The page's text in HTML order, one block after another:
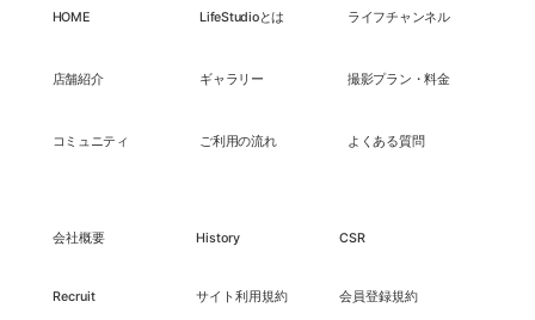
HOME LifeStudioとは ライフチャンネル
店舗紹介 ギャラリー 撮影プラン・料金
コミュニティ ご利用の流れ よくある質問
会社概要 History CSR
Recruit サイト利用規約 会員登録規約